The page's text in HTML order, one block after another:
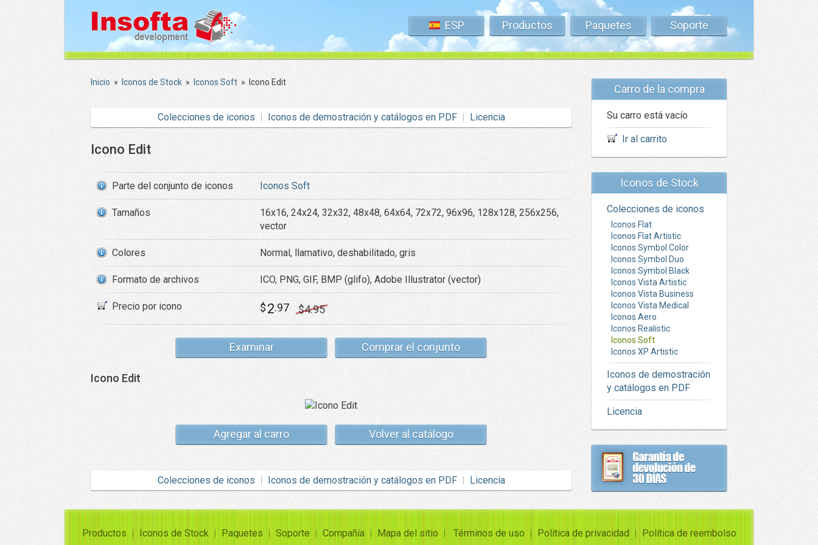
ESP Productos Paquetes Soporte
Inicio » Iconos de Stock » Iconos Soft » Icono Edit
Colecciones de iconos Iconos de demostración y catálogos en PDF Licencia
Icono Edit
Parte del conjunto de iconos Iconos Soft
Tamaños
16x16, 24x24, 32x32, 48x48, 64x64, 72x72, 96x96, 128x128, 256x256,
vector
Colores Normal, llamativo, deshabilitado, gris
Formato de archivos ICO, PNG, GIF, BMP (glifo), Adobe Illustrator (vector)
Precio por icono $2.97 $4.95
Examinar Comprar el conjunto
Icono Edit
Agregar al carro Volver al catálogo
Colecciones de iconos Iconos de demostración y catálogos en PDF Licencia
Carro de la compra
Su carro está vacío
Ir al carrito
Iconos de Stock
Colecciones de iconos
Iconos Flat
Iconos Flat Artistic
Iconos Symbol Color
Iconos Symbol Duo
Iconos Symbol Black
Iconos Vista Artistic
Iconos Vista Business
Iconos Vista Medical
Iconos Aero
Iconos Realistic
Iconos Soft
Iconos XP Artistic
Iconos de demostración
y catálogos en PDF
Licencia
Productos Iconos de Stock Paquetes Soporte Compañía Mapa del sitio Términos de uso Política de privacidad Política de reembolso